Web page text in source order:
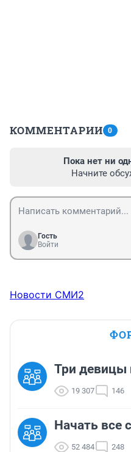
КОММЕНТАРИИ 0
Пока нет ни
Начните
Гость
Войти
Новости СМИ2
Три девицы
19 307 146
Начать все
52 484 248